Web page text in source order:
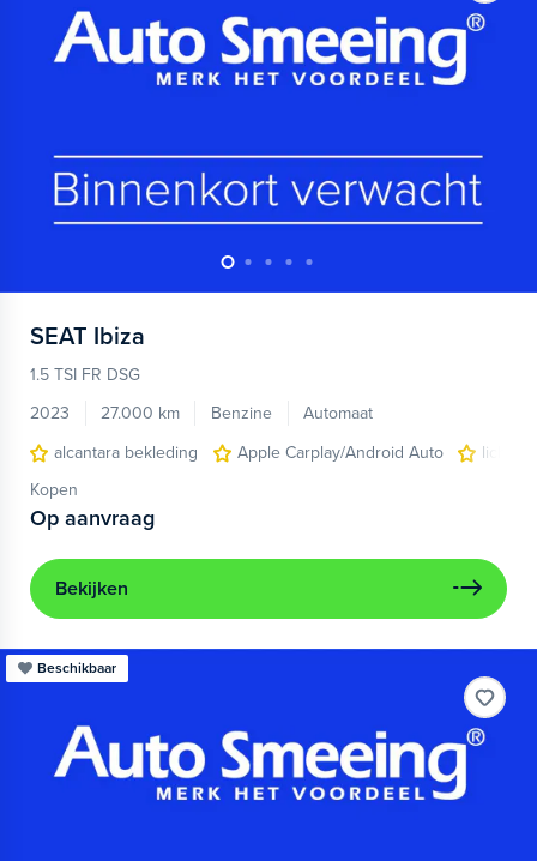
SEAT Ibiza
1.5 TSI FR DSG
2023
27.000 km Benzine
Automaat
alcantara bekleding
Apple Carplay/Android Auto
Kopen
Op aanvraag
Bekijken
Beschikbaar